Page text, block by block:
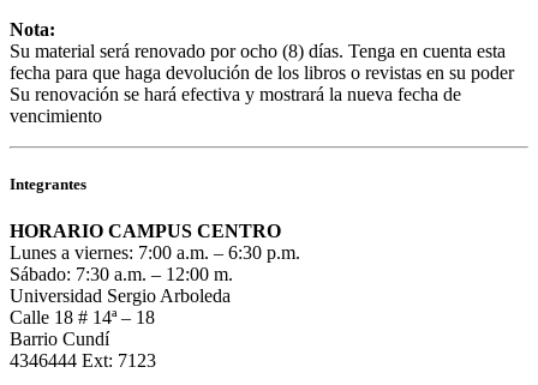
Nota:
Su material será renovado por ocho (8) días. Tenga en cuenta esta
fecha para que haga devolución de los libros o revistas en su poder
Su renovación se hará efectiva y mostrará la nueva fecha de
vencimiento
Integrantes
HORARIO CAMPUS CENTRO
Lunes a viernes: 7:00 a.m. – 6:30 p.m.
Sábado: 7:30 a.m. – 12:00 m.
Universidad Sergio Arboleda
Calle 18 # 14ª – 18
Barrio Cundí
4346444 Ext: 7123